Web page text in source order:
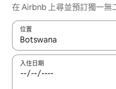
在 Airbnb 上尋並預訂獨一無
位置
如有搜尋結果，瀏覽內容時請
入住日期